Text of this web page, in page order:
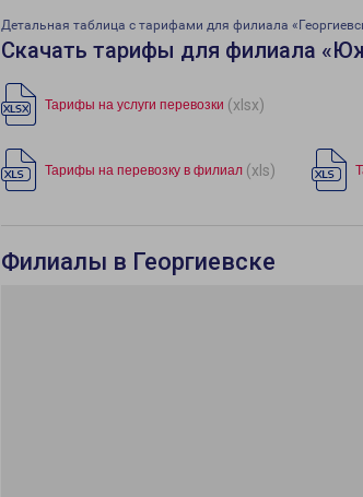
Детальная таблица с тарифами для филиала
Скачать тарифы для филиала
Тарифы на услуги перевозки (xlsx)
Тарифы на перевозку в филиал (xls)
Филиалы в Георгиевске